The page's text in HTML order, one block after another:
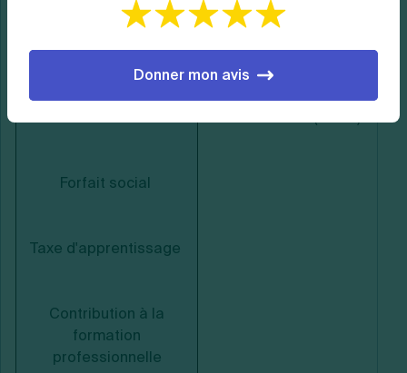
)
Contribution d'équilibre
technique (CET) selon
Forfait social
Taxe d'apprentissage
Contribution à la
formation
professionnelle
déductible
Contribution au
Donner mon avis